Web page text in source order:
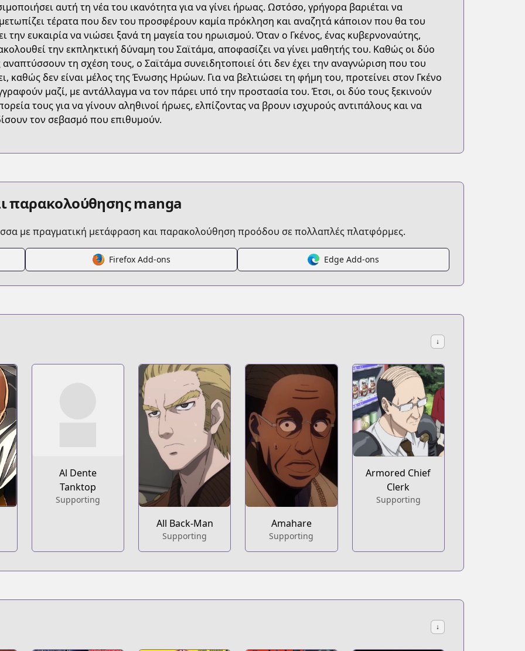
4c8d-8f23-f1f3f8e129f3
punch-man
www.cdjapan.co.jp/product/NEOBK-2564289
one-punch-man
one-punch-man
αυτή τη νέα του ικανότητα για να γίνει ήρωας. Ωστόσο, γρήγορα βαριέται να
τέρατα που δεν του προσφέρουν καμία πρόκληση και αναζητά κάποιον που θα του
την ευκαιρία να νιώσει ξανά τη μαγεία του ηρωισμού. Όταν ο Γκένος, ένας κυβερνοναύτης,
την εκπληκτική δύναμη του Σαϊτάμα, αποφασίζει να γίνει μαθητής του. Καθώς οι δύο
αναπτύσσουν τη σχέση τους, ο Σαϊτάμα συνειδητοποιεί ότι δεν έχει την αναγνώριση που του
καθώς δεν είναι μέλος της Ένωσης Ηρώων. Για να βελτιώσει τη φήμη του, προτείνει στον Γκένο
μαζί, με αντάλλαγμα να τον πάρει υπό την προστασία του. Έτσι, οι δύο τους ξεκινούν
τους για να γίνουν αληθινοί ήρωες, ελπίζοντας να βρουν ισχυρούς αντιπάλους και να
τον σεβασμό που επιθυμούν.
παρακολούθησης manga
με πραγματική μετάφραση και παρακολούθηση προόδου σε πολλαπλές πλατφόρμες.
Firefox Add-ons Edge Add-ons
↓
Al Dente
Tanktop
Supporting
All Back-Man
Supporting
Amahare
Supporting
Armored Chief
Clerk
Supporting
↓